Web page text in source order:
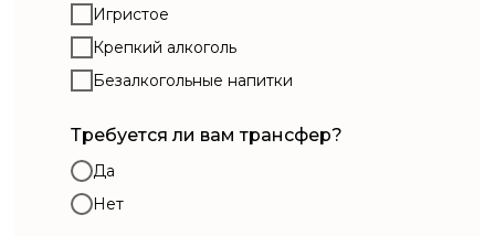
Игристое
Крепкий алкоголь
Безалкогольные напитки
Требуется ли вам трансфер?
Да
Нет